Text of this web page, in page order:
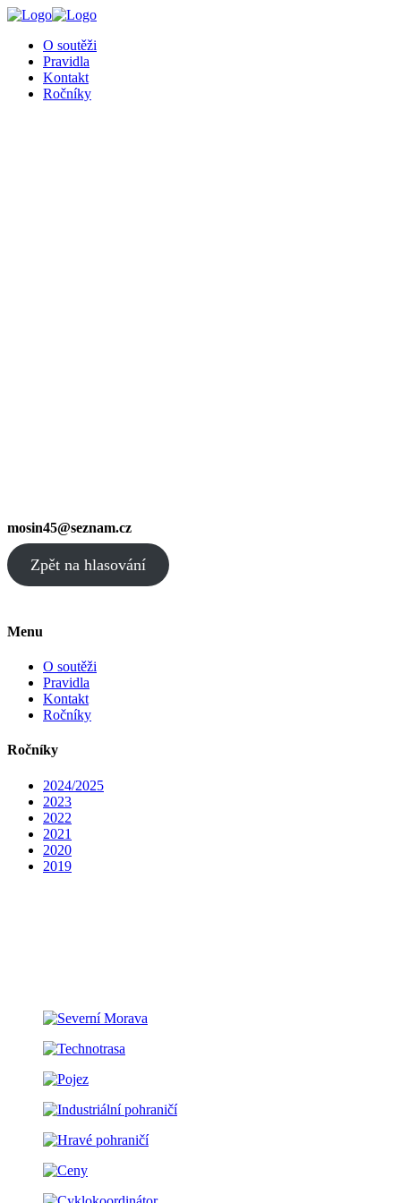
O soutěži
Pravidla
Kontakt
Ročníky
mosin45@seznam.cz
Zpět na hlasování
Menu
O soutěži
Pravidla
Kontakt
Ročníky
Ročníky
2024/2025
2023
2022
2021
2020
2019